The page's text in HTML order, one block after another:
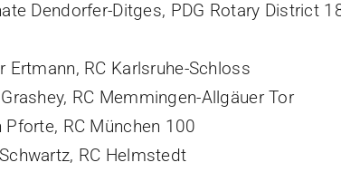
Dendorfer-Ditges, PDG Rotary District
Ertmann, RC Karlsruhe-Schloss
RC Memmingen-Allgäuer Tor
Pforte, RC München 100
RC Helmstedt